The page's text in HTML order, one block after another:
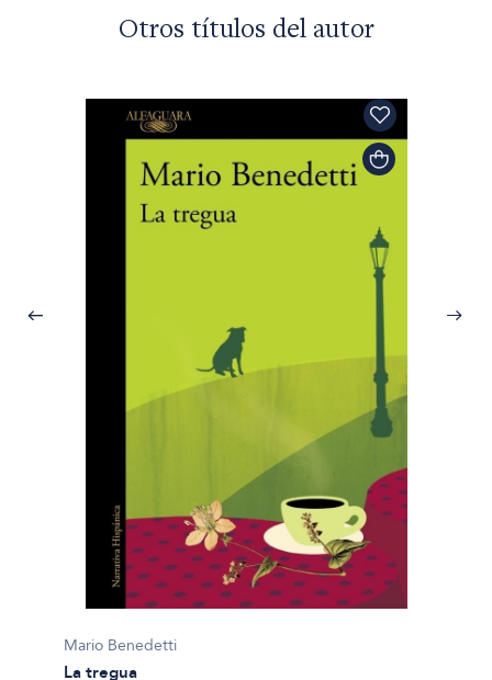
Otros títulos del autor
Mario Benedetti
La tregua